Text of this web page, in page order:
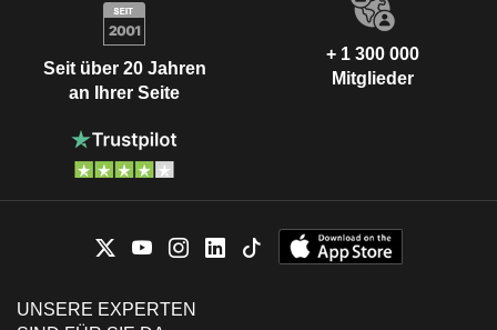
Seit über 20 Jahren
an Ihrer Seite
+ 1 300 000
Mitglieder
UNSERE EXPERTEN